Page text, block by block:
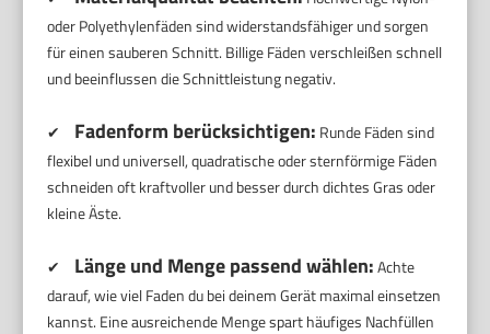
oder Polyethylenfäden sind widerstandsfähiger und sorgen
für einen sauberen Schnitt. Billige Fäden verschleißen schnell
und beeinflussen die Schnittleistung negativ.
✔ Fadenform berücksichtigen: Runde Fäden sind
flexibel und universell, quadratische oder sternförmige Fäden
schneiden oft kraftvoller und besser durch dichtes Gras oder
kleine Äste.
✔ Länge und Menge passend wählen:Achte
darauf, wie viel Faden du bei deinem Gerät maximal einsetzen
kannst. Eine ausreichende Menge spart häufiges Nachfüllen